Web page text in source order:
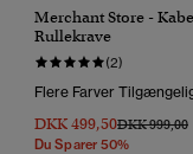
Merchant Store -
Rullekrave
(2)
Flere Farver
DKK 499,50Pris Nedsat
DKK 999,00
Du Sparer 50%